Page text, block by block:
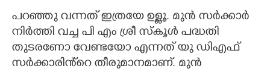
പറഞ്ഞു വന്നത് ഇത്രയേ ഉള്ളൂ. മുൻ സർക്കാർ
നിർത്തി വച്ച പി എം ശ്രീ സ്കൂൾ പദ്ധതി
തുടരണോ വേണ്ടയോ എന്നത് യു ഡിഎഫ്
സർക്കാരിൻ്റെ തീരുമാനമാണ്. മുൻ